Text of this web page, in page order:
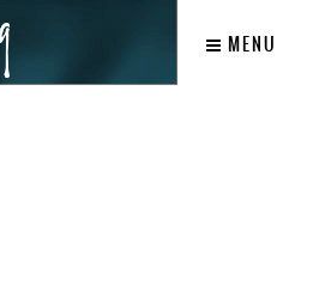
MENU